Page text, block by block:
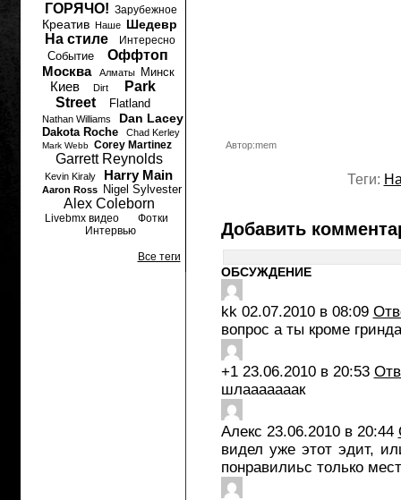
Автор:mem
Теги:
Добавить
ОБСУЖДЕНИЕ
kk 02.07.2010 в 08:09
вопрос а ты кроме
+1 23.06.2010 в 20:53
шлааааааак
Алекс 23.06.2010 в 20:44
видел уже этот эдит,
понравилиьс только
ГОРЯЧО! Зарубежное
Креатив Наше Шедевр
На стиле Интересно
Событие
Оффтоп
Москва
Алматы Минск
Киев Dirt
Park
Street
Flatland
Nathan Williams Dan Lacey
Dakota Roche Chad Kerley
Mark Webb Corey Martinez
Garrett Reynolds
Kevin Kiraly Harry Main
Aaron Ross Nigel Sylvester
Alex Coleborn
Livebmx видео
Фотки
Интервью
Все теги